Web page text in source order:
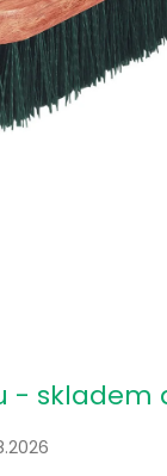
- skladem